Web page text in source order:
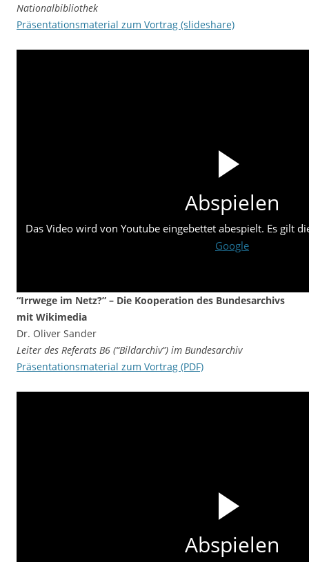
Nationalbibliothek
Präsentationsmaterial zum Vortrag (slideshare)
Abspielen
Das Video wird von Youtube eingebettet abespielt. Es gilt
Google
“Irrwege im Netz?” – Die Kooperation des Bundesarchivs
mit Wikimedia
Dr. Oliver Sander
Leiter des Referats B6 (“Bildarchiv”) im Bundesarchiv
Präsentationsmaterial zum Vortrag (PDF)
Abspielen